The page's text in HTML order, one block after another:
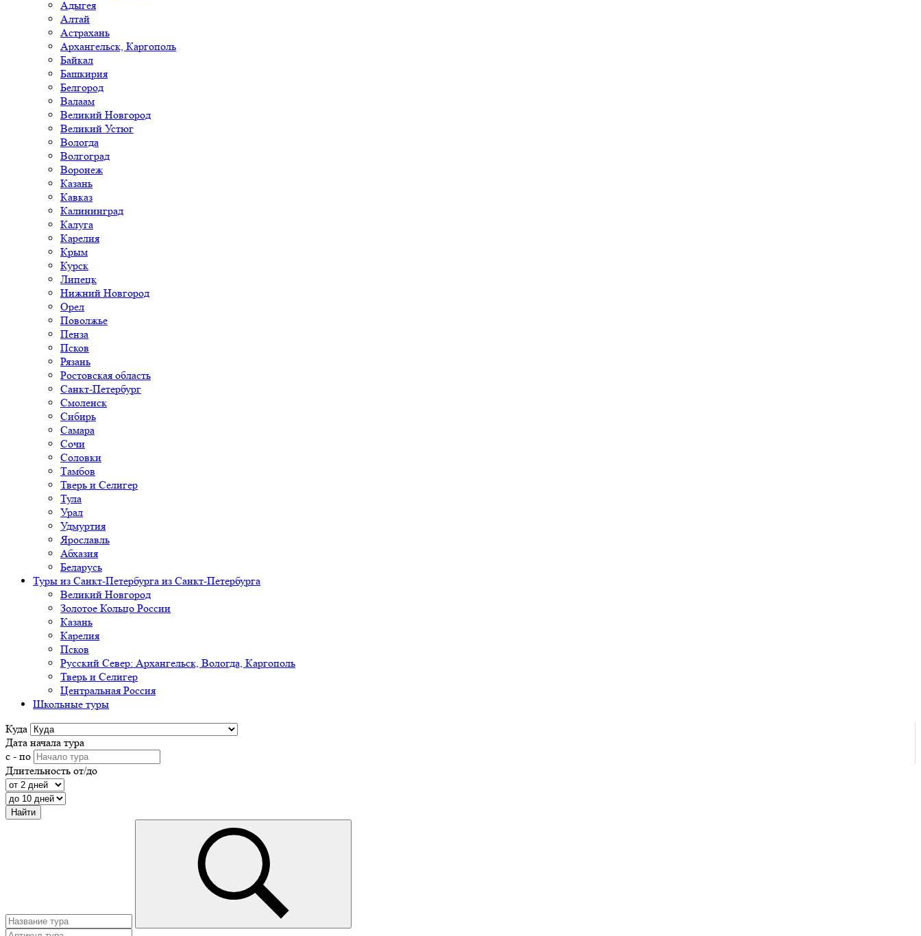
Адыгея
Алтай
Астрахань
Архангельск, Каргополь
Байкал
Башкирия
Белгород
Валаам
Великий Новгород
Великий Устюг
Вологда
Волгоград
Воронеж
Казань
Кавказ
Калининград
Калуга
Карелия
Крым
Курск
Липецк
Нижний Новгород
Орел
Поволжье
Пенза
Псков
Рязань
Ростовская область
Санкт-Петербург
Смоленск
Сибирь
Самара
Сочи
Соловки
Тамбов
Тверь и Селигер
Тула
Урал
Удмуртия
Ярославль
Абхазия
Беларусь
Туры из Санкт-Петербурга из Санкт-Петербурга
Великий Новгород
Золотое Кольцо России
Казань
Карелия
Псков
Русский Север: Архангельск, Вологда, Каргополь
Тверь и Селигер
Центральная Россия
Школьные туры
Куда
Дата начала тура
с - по
Длительность от/до